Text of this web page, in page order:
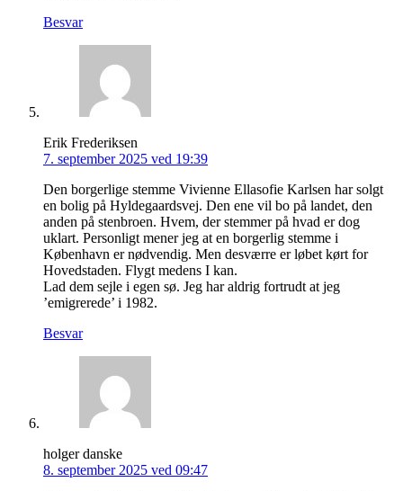
Besvar
Erik Frederiksen
7. september 2025 ved 19:39
Den borgerlige stemme Vivienne Ellasofie Karlsen har solgt
en bolig på Hyldegaardsvej. Den ene vil bo på landet, den
anden på stenbroen. Hvem, der stemmer på hvad er dog
uklart. Personligt mener jeg at en borgerlig stemme i
København er nødvendig. Men desværre er løbet kørt for
Hovedstaden. Flygt medens I kan.
Lad dem sejle i egen sø. Jeg har aldrig fortrudt at jeg
’emigrerede’ i 1982.
Besvar
holger danske
8. september 2025 ved 09:47